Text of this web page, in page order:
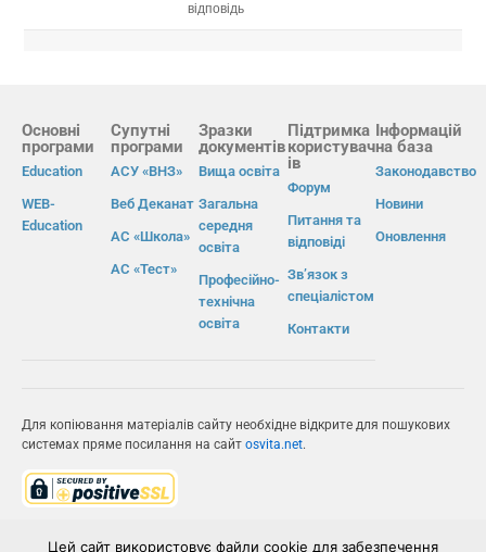
відповідь
Основні
програми
Education
WEB-
Education
Супутні
програми
АСУ «ВНЗ»
Веб Деканат
АС «Школа»
АС «Тест»
Зразки
документів
Вища освіта
Загальна
середня
освіта
Професійно-
технічна
освіта
Підтримка
користувач
ів
Форум
Питання та
відповіді
Зв’язок з
спеціалістом
Контакти
Інформацій
на база
Законодавство
Новини
Оновлення
Для копіювання матеріалів сайту необхідне відкрите для пошукових
системах пряме посилання на сайт osvita.net.
Цей сайт використовує файли cookie для забезпечення